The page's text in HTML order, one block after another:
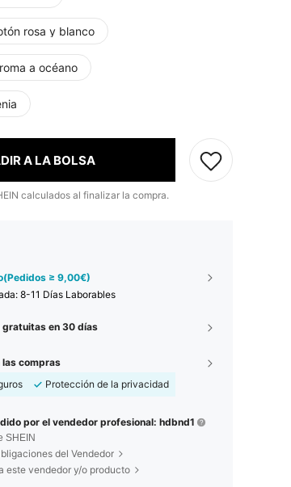
rosa y blanco
a océano
A LA BOLSA
calculados al finalizar la compra.
≥ 9,00€)
8-11 Días Laborables
gratuitas en 30 días
las compras
Protección de la privacidad
por el vendedor profesional: hdbnd1
SHEIN
del Vendedor
este vendedor y/o producto